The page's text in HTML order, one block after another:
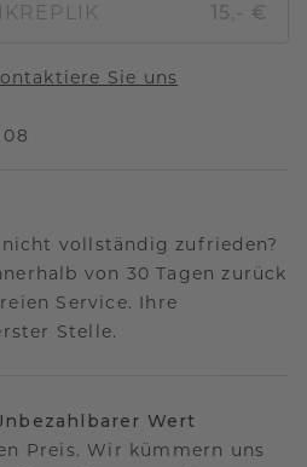
15,- €
Sie uns
vollständig zufrieden?
von 30 Tagen zurück
Service. Ihre
Stelle.
Wert
Preis. Wir kümmern uns